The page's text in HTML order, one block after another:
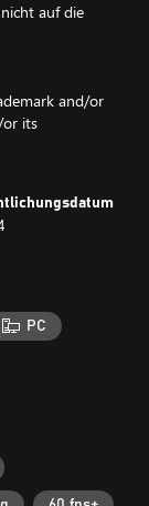
auf die
and/or
or its
PC